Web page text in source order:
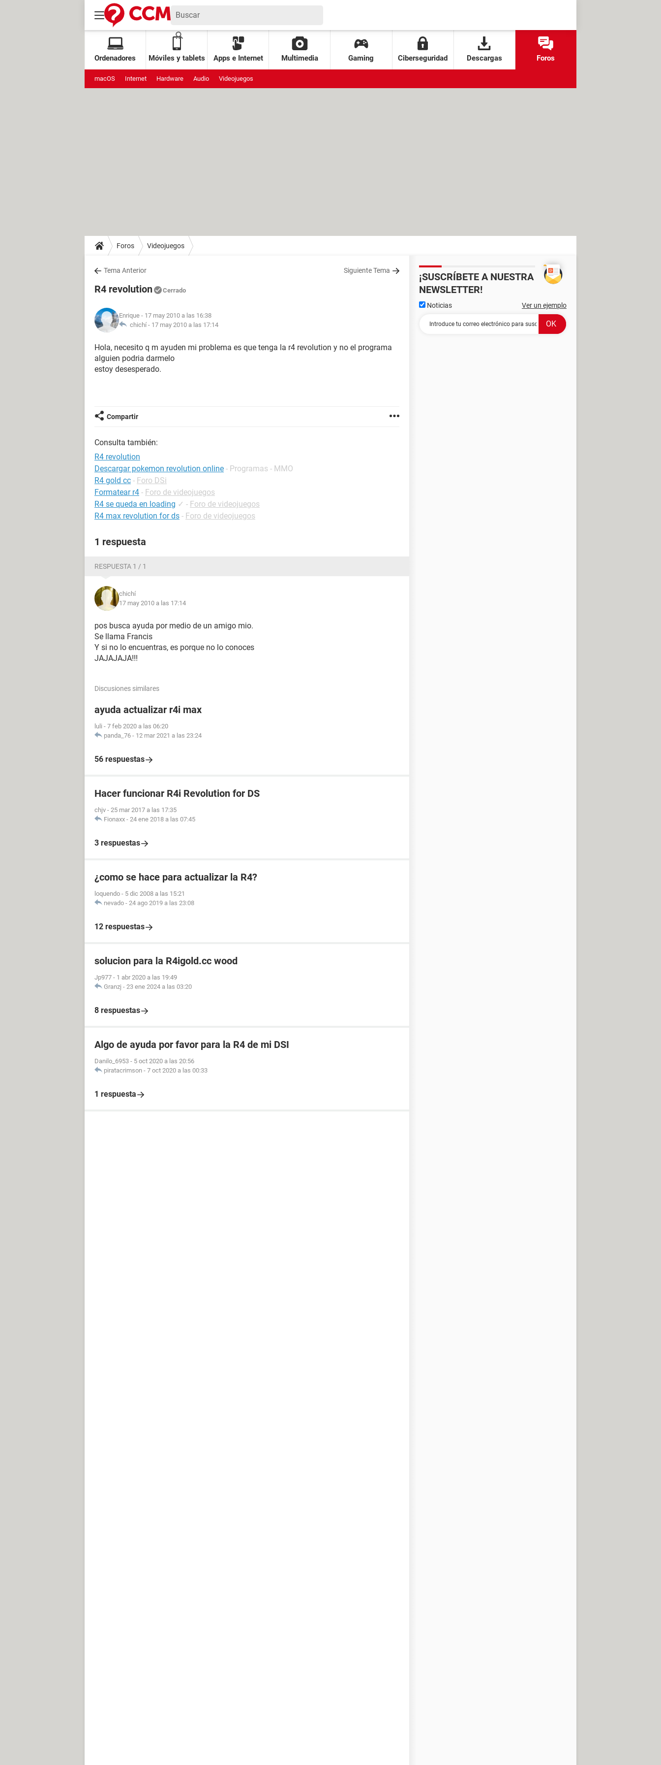
Ordenadores Móviles y tablets Apps e Internet Multimedia Gaming Ciberseguridad Descargas Foros
macOS Internet Hardware Audio Videojuegos
Foros Videojuegos
Tema Anterior Siguiente Tema
R4 revolution Cerrado
Enrique - 17 may 2010 a las 16:38
chichí - 17 may 2010 a las 17:14
Hola, necesito q m ayuden mi problema es que tenga la r4 revolution y no el programa
alguien podria darmelo
estoy desesperado.
Compartir
Consulta también:
R4 revolution
Descargar pokemon revolution online - Programas - MMO
R4 gold cc - Foro DSi
Formatear r4 - Foro de videojuegos
R4 se queda en loading ✓ - Foro de videojuegos
R4 max revolution for ds - Foro de videojuegos
1 respuesta
RESPUESTA 1 / 1
chichí
17 may 2010 a las 17:14
pos busca ayuda por medio de un amigo mio.
Se llama Francis
Y si no lo encuentras, es porque no lo conoces
JAJAJAJA!!!
Discusiones similares
ayuda actualizar r4i max
luli - 7 feb 2020 a las 06:20
panda_76 - 12 mar 2021 a las 23:24
56 respuestas
Hacer funcionar R4i Revolution for DS
chjv - 25 mar 2017 a las 17:35
Fionaxx - 24 ene 2018 a las 07:45
3 respuestas
¿como se hace para actualizar la R4?
loquendo - 5 dic 2008 a las 15:21
nevado - 24 ago 2019 a las 23:08
12 respuestas
solucion para la R4igold.cc wood
Jp977 - 1 abr 2020 a las 19:49
Granzj - 23 ene 2024 a las 03:20
8 respuestas
Algo de ayuda por favor para la R4 de mi DSI
Danilo_6953 - 5 oct 2020 a las 20:56
piratacrimson - 7 oct 2020 a las 00:33
1 respuesta
¡SUSCRÍBETE A NUESTRA
NEWSLETTER!
Noticias Ver un ejemplo